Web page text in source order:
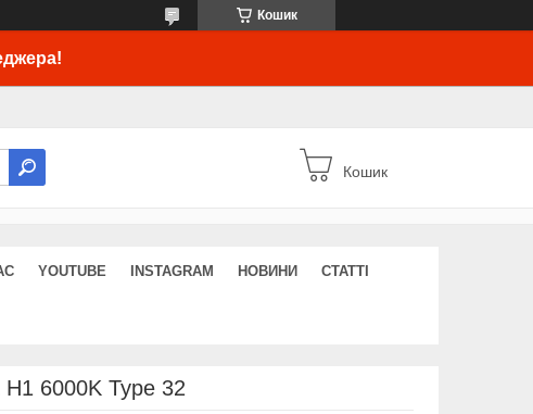
Кошик
Кошик
YOUTUBE INSTAGRAM НОВИНИ СТАТТІ
6000K Type 32